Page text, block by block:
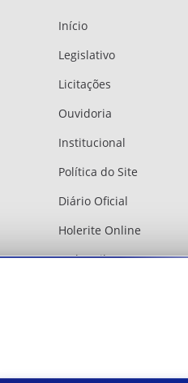
Início
Legislativo
Licitações
Ouvidoria
Institucional
Política do Site
Diário Oficial
Holerite Online
Webmail